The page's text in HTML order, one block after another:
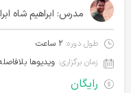
مدرس: ابراهیم شاه
طول دوره: ۲ ساعت
زمان برگزاری:
رایگان